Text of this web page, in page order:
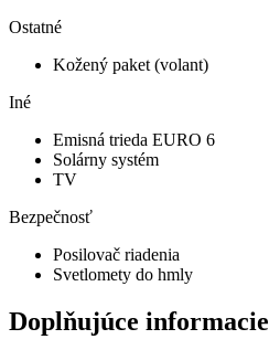
Ostatné
Kožený paket (volant)
Iné
Emisná trieda EURO 6
Solárny systém
TV
Bezpečnosť
Posilovač riadenia
Svetlomety do hmly
Doplňujúce informacie